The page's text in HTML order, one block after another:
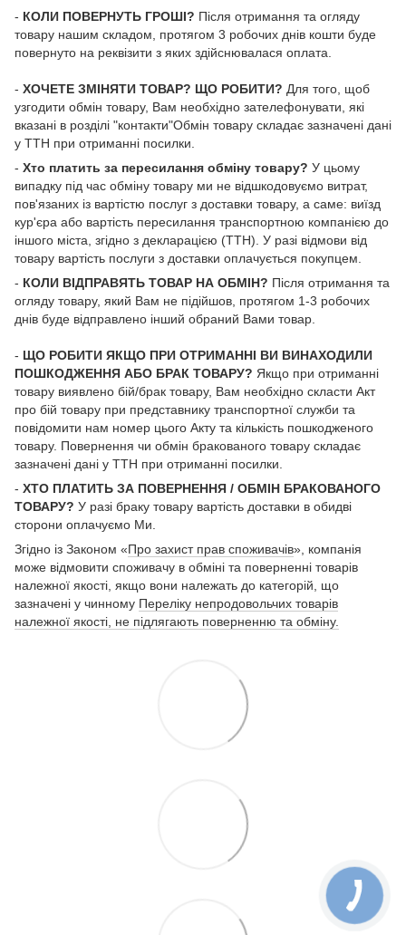
- КОЛИ ПОВЕРНУТЬ ГРОШІ? Після отримання та огляду
товару нашим складом, протягом 3 робочих днів кошти буде
повернуто на реквізити з яких здійснювалася оплата.
- ХОЧЕТЕ ЗМІНЯТИ ТОВАР? ЩО РОБИТИ? Для того, щоб
узгодити обмін товару, Вам необхідно зателефонувати, які
вказані в розділі "контакти"Обмін товару складає зазначені дані
у ТТН при отриманні посилки.
- Хто платить за пересилання обміну товару? У цьому
випадку під час обміну товару ми не відшкодовуємо витрат,
пов'язаних із вартістю послуг з доставки товару, а саме: виїзд
кур'єра або вартість пересилання транспортною компанією до
іншого міста, згідно з декларацією (ТТН). У разі відмови від
товару вартість послуги з доставки оплачується покупцем.
- КОЛИ ВІДПРАВЯТЬ ТОВАР НА ОБМІН? Після отримання та
огляду товару, який Вам не підійшов, протягом 1-3 робочих
днів буде відправлено інший обраний Вами товар.
- ЩО РОБИТИ ЯКЩО ПРИ ОТРИМАННІ ВИ ВИНАХОДИЛИ
ПОШКОДЖЕННЯ АБО БРАК ТОВАРУ? Якщо при отриманні
товару виявлено бій/брак товару, Вам необхідно скласти Акт
про бій товару при представнику транспортної служби та
повідомити нам номер цього Акту та кількість пошкодженого
товару. Повернення чи обмін бракованого товару складає
зазначені дані у ТТН при отриманні посилки.
- ХТО ПЛАТИТЬ ЗА ПОВЕРНЕННЯ / ОБМІН БРАКОВАНОГО
ТОВАРУ? У разі браку товару вартість доставки в обидві
сторони оплачуємо Ми.
Згідно із Законом «Про захист прав споживачів», компанія
може відмовити споживачу в обміні та поверненні товарів
належної якості, якщо вони належать до категорій, що
зазначені у чинному Переліку непродовольчих товарів
належної якості, не підлягають поверненню та обміну.